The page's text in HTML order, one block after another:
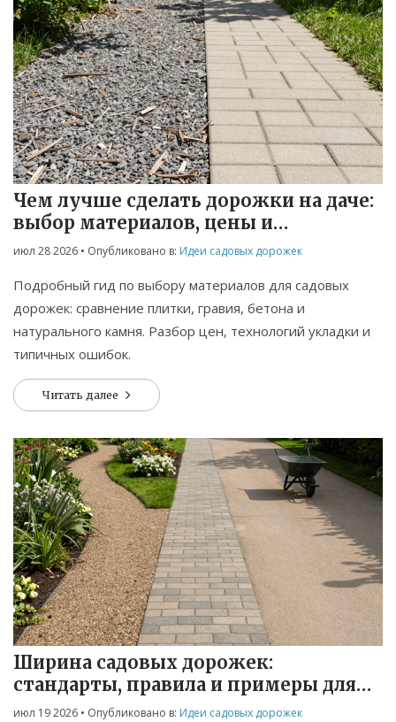
Чем лучше сделать дорожки на даче:
выбор материалов, цены и
технологии укладки
июл 28 2026 • Опубликовано в: Идеи садовых дорожек
Подробный гид по выбору материалов для садовых
дорожек: сравнение плитки, гравия, бетона и
натурального камня. Разбор цен, технологий укладки и
типичных ошибок.
Читать далее
Ширина садовых дорожек:
стандарты, правила и примеры для
вашего участка
июл 19 2026 • Опубликовано в: Идеи садовых дорожек